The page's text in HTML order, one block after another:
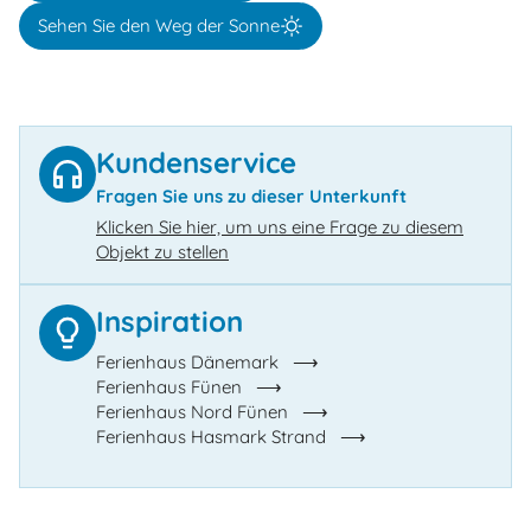
Sehen Sie den Weg der Sonne
Kundenservice
Fragen Sie uns zu dieser Unterkunft
Klicken Sie hier, um uns eine Frage zu diesem
Objekt zu stellen
Inspiration
Ferienhaus Dänemark
Ferienhaus Fünen
Ferienhaus Nord Fünen
Ferienhaus Hasmark Strand